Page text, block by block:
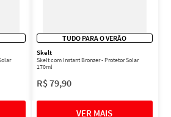
TUDO PARA O VERÃO
Skelt
Skelt com Instant Bronzer - Protetor Solar
170ml
R$79,90